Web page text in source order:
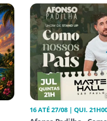
16 ATÉ 27/08 | QUI.